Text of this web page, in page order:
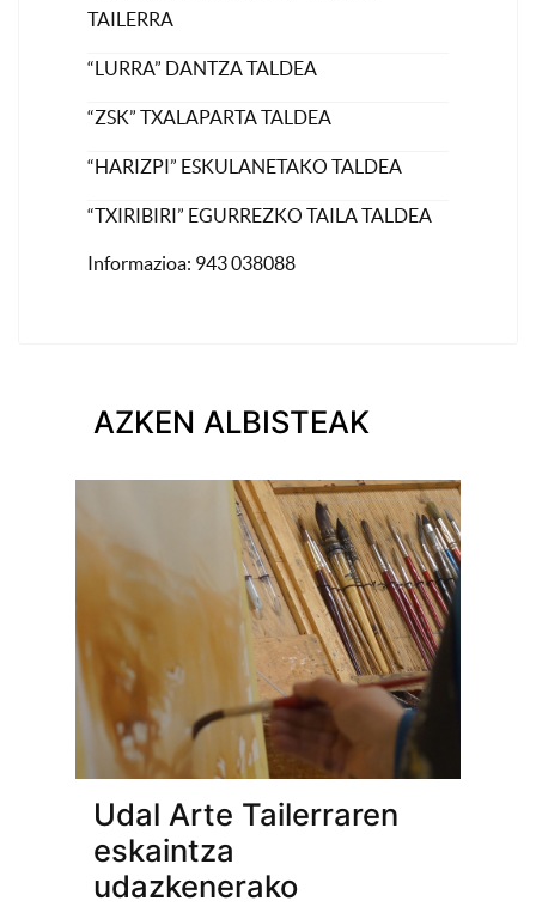
TAILERRA
“LURRA” DANTZA TALDEA
“ZSK” TXALAPARTA TALDEA
“HARIZPI” ESKULANETAKO TALDEA
“TXIRIBIRI” EGURREZKO TAILA TALDEA
Informazioa: 943 038088
AZKEN ALBISTEAK
Udal Arte Tailerraren
eskaintza
udazkenerako